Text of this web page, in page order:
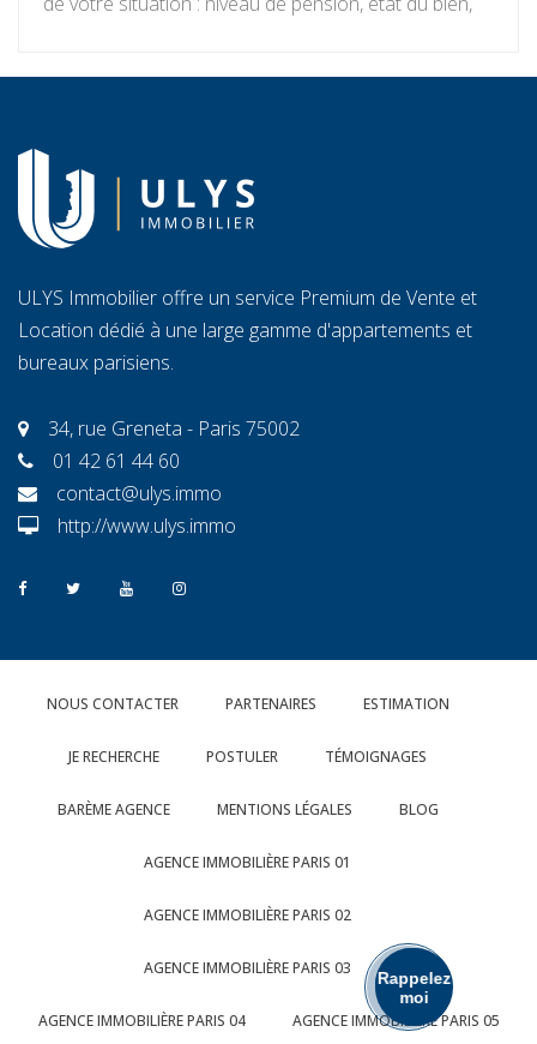
ULYS Immobilier offre un service Premium de Vente et
Location dédié à une large gamme d'appartements et
bureaux parisiens.
34, rue Greneta - Paris 75002
01 42 61 44 60
contact@ulys.immo
http://www.ulys.immo
NOUS CONTACTER PARTENAIRES ESTIMATION
JE RECHERCHE POSTULER TÉMOIGNAGES
BARÈME AGENCE MENTIONS LÉGALES BLOG
AGENCE IMMOBILIÈRE PARIS 01
AGENCE IMMOBILIÈRE PARIS 02
AGENCE IMMOBILIÈRE PARIS 03
AGENCE IMMOBILIÈRE PARIS 04 AGENCE IMMOBILIÈRE PARIS 05
Rappelez
moi